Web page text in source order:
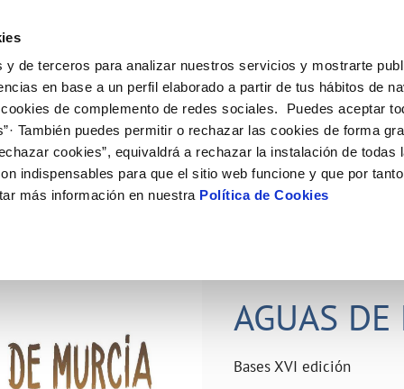
y de terceros para analizar nuestros servicios y mostrarte
en base a un perfil elaborado a partir de tus hábitos de
de complemento de redes sociales. Puedes aceptar
También puedes permitir o rechazar las cookies de forma
cookies”, equivaldrá a rechazar la instalación de todas
indispensables para que el sitio web funcione y que por
más información en nuestra Política de Cookies
de titular
de suministro
MODIFICACIÓN DE DATOS
Actualizar datos bancários
Actualizar datos de
VER TODAS LAS GESTIONES
Tu Servicio
AL CLIENTE
contacto
COMPROMISO DE SERVICIO
Carta de compromisos
Customer Counsel (Defensa del
Tu Agua
del agua
consumidor
CUIDADOS DEL AGUA
Consejos de ahorro
Depósitos comunitarios
comunitarios
Conócenos
DE GESTIÓN Y CERTIFICADOS
PERFIL DEL CONTRATANTE
Plataforma de contratación del
público
Licitaciones en curso
AGUAS
Bases XVI edición